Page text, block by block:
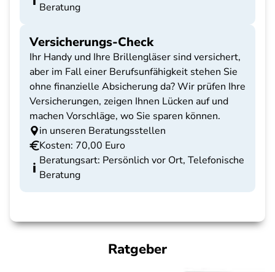
Beratung
Versicherungs-Check
Ihr Handy und Ihre Brillengläser sind versichert,
aber im Fall einer Berufsunfähigkeit stehen Sie
ohne finanzielle Absicherung da? Wir prüfen Ihre
Versicherungen, zeigen Ihnen Lücken auf und
machen Vorschläge, wo Sie sparen können.
in unseren Beratungsstellen
Kosten: 70,00 Euro
Beratungsart: Persönlich vor Ort, Telefonische
Beratung
Ratgeber